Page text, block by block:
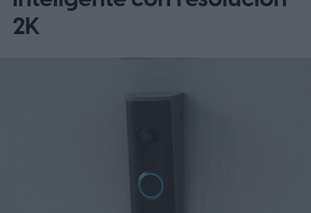
multilingües que permiten combinar
idiomas sin tener que entrar cada vez a la
configuración del dispositivo, aunque sus
tu familia— es clave para evitar
frustraciones y lograr que la bocina
2K